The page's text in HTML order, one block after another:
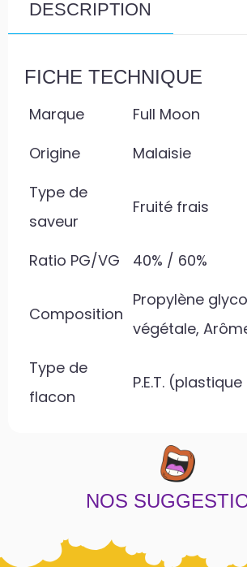
DESCRIPTION
FICHE TECHNIQUE
Marque
Full Moon
Origine
Malaisie
Type de
saveur
Fruité frais
Ratio PG/VG 40% / 60%
Composition
Propylène
végétale,
Type de
flacon
P.E.T.
NOS